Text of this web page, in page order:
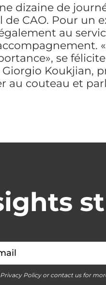
dizaine de
CAO. Pour un
au
se félicite
Giorgio Koukjian,
au couteau et
Policy or contact us for